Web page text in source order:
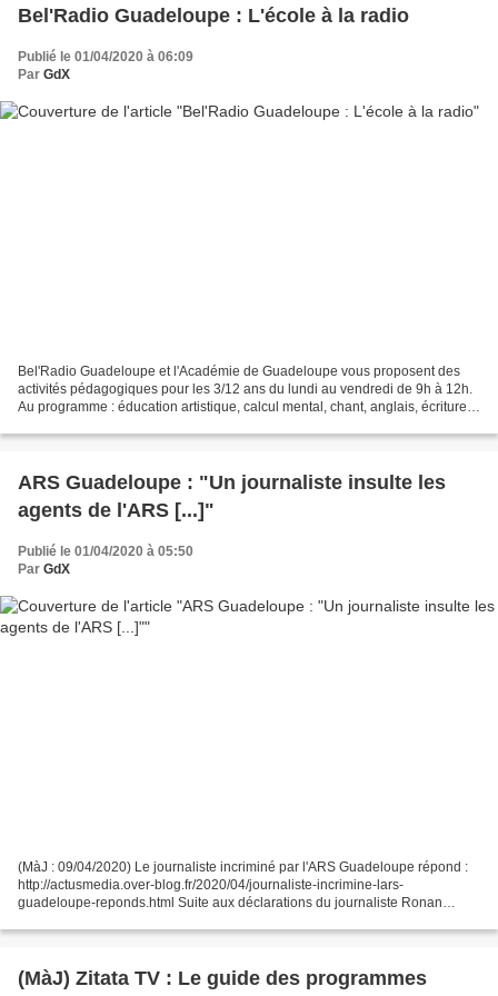
Bel'Radio Guadeloupe : L'école à la radio
Publié le 01/04/2020 à 06:09
Par GdX
Bel'Radio Guadeloupe et l'Académie de Guadeloupe vous proposent des
activités pédagogiques pour les 3/12 ans du lundi au vendredi de 9h à 12h.
Au programme : éducation artistique, calcul mental, chant, anglais, écriture,
ARS Guadeloupe : "Un journaliste insulte les
agents de l'ARS [...]"
Publié le 01/04/2020 à 05:50
Par GdX
(MàJ : 09/04/2020) Le journaliste incriminé par l'ARS Guadeloupe répond :
http://actusmedia.over-blog.fr/2020/04/journaliste-incrimine-lars-
guadeloupe-reponds.html Suite aux déclarations du journaliste Ronan
(MàJ) Zitata TV : Le guide des programmes